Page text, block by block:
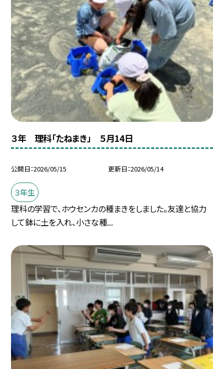
３年 理科「たねまき」 ５月14日
公開日 2026/05/15 更新日 2026/05/14
３年生
理科の学習で、ホウセンカの種まきをしました。友達と協力
して鉢に土を入れ、小さな種...